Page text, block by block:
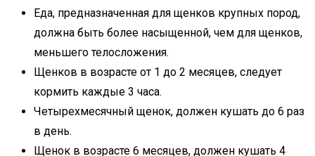
Еда, предназначенная для щенков крупных пород,
должна быть более насыщенной, чем для щенков,
меньшего телосложения.
Щенков в возрасте от 1 до 2 месяцев, следует
кормить каждые 3 часа.
Четырехмесячный щенок, должен кушать до 6 раз
в день.
Щенок в возрасте 6 месяцев, должен кушать 4